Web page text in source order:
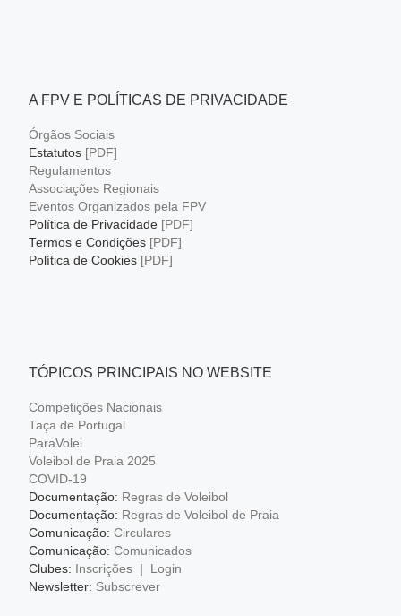
A FPV E POLÍTICAS DE PRIVACIDADE
Órgãos Sociais
Estatutos [PDF]
Regulamentos
Associações Regionais
Eventos Organizados pela FPV
Política de Privacidade [PDF]
Termos e Condições [PDF]
Política de Cookies [PDF]
TÓPICOS PRINCIPAIS NO WEBSITE
Competições Nacionais
Taça de Portugal
ParaVolei
Voleibol de Praia 2025
COVID-19
Documentação: Regras de Voleibol
Documentação: Regras de Voleibol de Praia
Comunicação: Circulares
Comunicação: Comunicados
Clubes: Inscrições|
Login
Newsletter: Subscrever